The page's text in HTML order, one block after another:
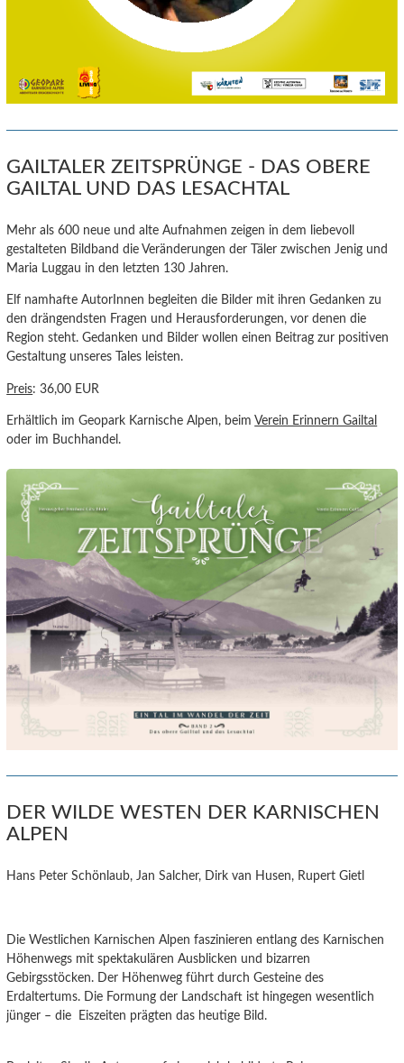
GAILTALER ZEITSPRÜNGE - DAS OBERE
GAILTAL UND DAS LESACHTAL
Mehr als 600 neue und alte Aufnahmen zeigen in dem liebevoll
gestalteten Bildband die Veränderungen der Täler zwischen Jenig und
Maria Luggau in den letzten 130 Jahren.
Elf namhafte AutorInnen begleiten die Bilder mit ihren Gedanken zu
den drängendsten Fragen und Herausforderungen, vor denen die
Region steht. Gedanken und Bilder wollen einen Beitrag zur positiven
Gestaltung unseres Tales leisten.
Preis: 36,00 EUR
Erhältlich im Geopark Karnische Alpen, beimVerein Erinnern Gailtal
oder im Buchhandel.
DER WILDE WESTEN DER KARNISCHEN
ALPEN
Hans Peter Schönlaub, Jan Salcher, Dirk van Husen, Rupert Gietl
Die Westlichen Karnischen Alpen faszinieren entlang des Karnischen
Höhenwegs mit spektakulären Ausblicken und bizarren
Gebirgsstöcken. Der Höhenweg führt durch Gesteine des
Erdaltertums. Die Formung der Landschaft ist hingegen wesentlich
jünger – die Eiszeiten prägten das heutige Bild.